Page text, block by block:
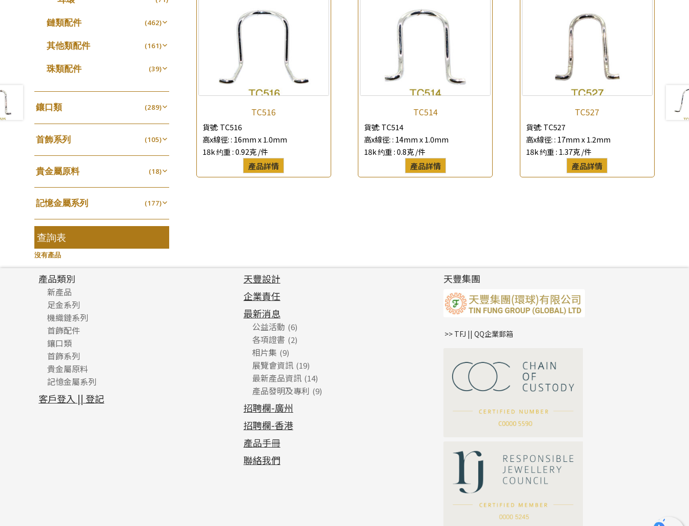
聯絡電話
查詢以下產品
TC516
貨號: TC516
高x線徑: : 16mm x 1.0mm
18k 约重 :0.92克 /件
產品詳情
TC514
貨號: TC514
高x線徑: : 14mm x 1.0mm
18k 约重 :0.8克 /件
產品詳情
TC527
貨號: TC527
高x線徑: : 17mm x 1.2mm
18k 约重 : 1.37克 /件
產品詳情
嘴唇鏈系列 (3)
竹節鏈系列 (5)
珍珠鏈系列
坦克鏈系列 (9)
滿天星鏈系列 (2)
刀片鏈系列 (4)
方假繩鏈系列 (1)
心心鏈系列
鏈類配件 (462)
動感車花吊墜
生圈扣系列 (13)
鴨俐制系列 (18)
字印牌系列
字母吊墜 (20)
相盒吊墜 (11)
項鏈吊墜 (102)
生肖吊墜 (27)
管扣系列 (4)
星座吊墜 (12)
水泡扣
珠扣
其他類配件 (161)
珠盤系列
焊片及鐳射綫 (2)
空心車花管 (19)
其他
珠類配件 (39)
空心光身珠
空心批花珠
鑲口類 (289)
四爪頭系列 (20)
六爪頭系列 (41)
車花片 (35)
動感車花片 (20)
鑲口戒指 (16)
鑲口手鏈系列 (146)
首飾系列 (105)
手镯系列 (8)
戒指系列 (8)
空心耳環 (27)
空心车花管首饰链 (15)
空心手鐲系列 (8)
牛仔鏈
貴金屬原料 (18)
千足金 (18)
記憶金屬系列 (177)
記憶戒指 (30)
拉簧珠珠手鏈
記憶鈦手鐲
查詢表
沒有產品
*你的名字
公司名稱
產品類別
新產品
足金系列
足金配件
機織鏈系列
珠仔鏈
镶口链
管狀網鏈
十字車花鏈系列
十字閃O鏈系列
十字錘打鏈系列
側身車花鏈系列
首飾配件
耳環類配件
卷迫系列
螺絲迫系列
梅花迫系列
平臺迫系列
綫拍系列
鏈類配件
動感車花吊墜
調節珠系列
生圈扣系列
龍蝦扣系列
其他類配件
珠盤系列
袖口鈕系列
焊片及鐳射綫
珠類配件
無孔光身珠
空心光身珠
鑲口類
四爪頭系列
六爪頭系列
車花片
動感車花片
鑲口戒指
首飾系列
手镯系列
戒指系列
空心耳環
空心车花管首饰链
貴金屬原料
千足金
記憶金屬系列
記憶戒指
拉簧珠珠手鏈
客戶登入 || 登記
天豐設計
企業責任
最新消息
公益活動 (6)
各項證書 (2)
相片集 (9)
展覽會資訊 (19)
最新產品資訊 (14)
產品發明及專利 (9)
招聘欄-廣州
招聘欄-香港
產品手冊
聯絡我們
天豐集團
>> TFJ || QQ企業郵箱